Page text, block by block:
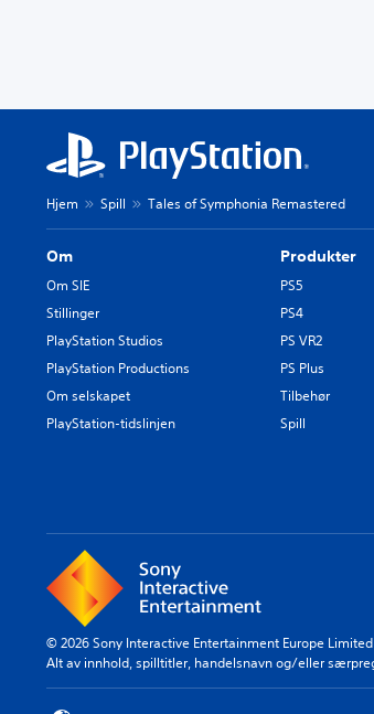
Hjem Spill Tales of Symphonia Remastered
Om
Om SIE
Stillinger
PlayStation Studios
PlayStation Productions
Om selskapet
PlayStation-tidslinjen
Produkter
PS5
PS4
PS VR2
PS Plus
Tilbehør
Spill
© 2026 Sony Interactive Entertainment Europe Limited
Alt av innhold, spilltitler, handelsnavn og/eller